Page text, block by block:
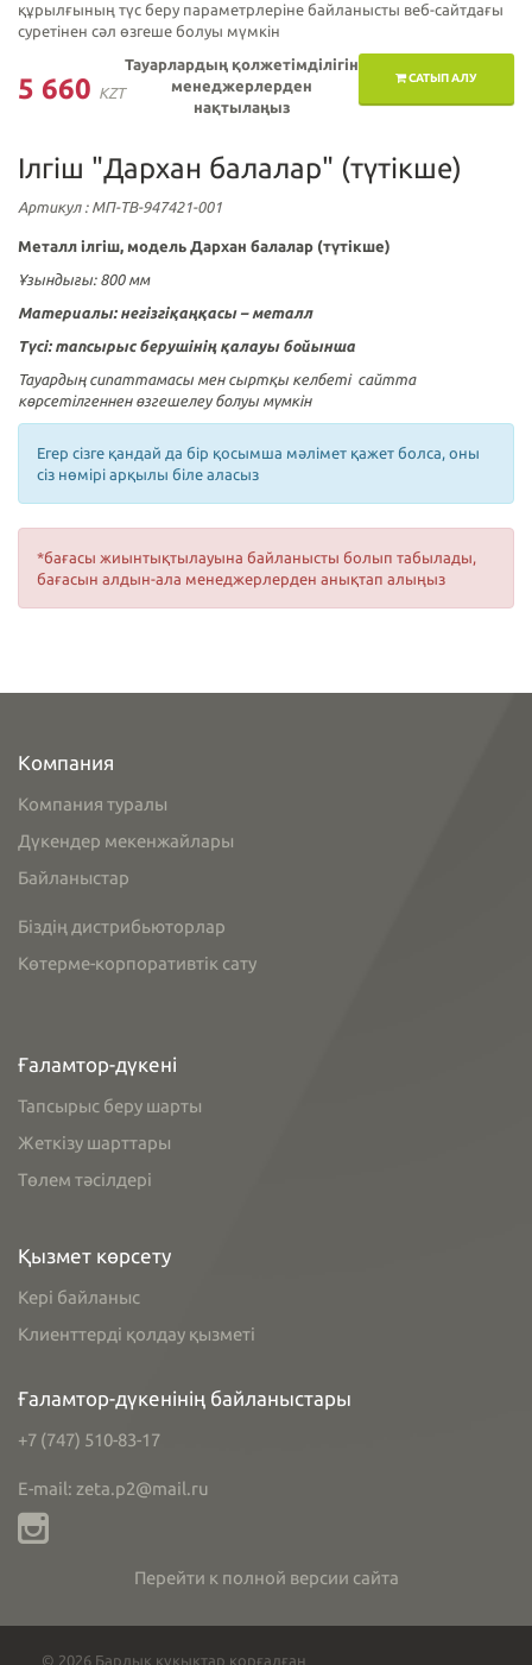
құрылғының түс беру параметрлеріне байланысты веб-сайтдағы
суретінен сәл өзгеше болуы мүмкін
5 660 KZT
САТЫП АЛУ
Тауарлардың қолжетімділігін
менеджерлерден
нақтылаңыз
Ілгіш "Дархан балалар" (түтікше)
Артикул: МП-ТВ-947421-001
Металл ілгіш, модель Дархан балалар (түтікше)
Ұзындығы: 800 мм
Материалы: негізгіқаңқасы – металл
Түсі:тапсырыс берушінің қалауы бойынша
Тауардың сипаттамасы мен сыртқы келбеті сайтта
көрсетілгеннен өзгешелеу болуы мүмкін
Егер сізге қандай да бір қосымша мәлімет қажет болса, оны
сіз нөмірі арқылы біле аласыз
*бағасы жиынтықтылауына байланысты болып табылады,
бағасын алдын-ала менеджерлерден анықтап алыңыз
Компания
Компания туралы
Дүкендер мекенжайлары
Байланыстар
Біздің дистрибьюторлар
Көтерме-корпоративтік сату
Ғаламтор-дүкені
Тапсырыс беру шарты
Жеткізу шарттары
Төлем тәсілдері
Қызмет көрсету
Кері байланыс
Клиенттерді қолдау қызметі
Ғаламтор-дүкенінің байланыстары
+7 (747) 510-83-17
E-mail: zeta.p2@mail.ru
Перейти к полной версии сайта
© 2026 Барлық құқықтар қорғалған